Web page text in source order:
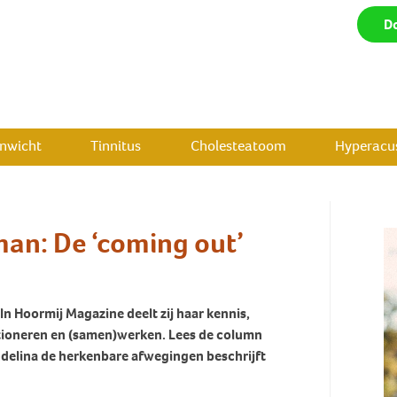
Tinnitus Cholesteatoom
De ‘coming out’
Hoormij Magazine deelt zij haar kennis,
en (samen)werken. Lees de column
de herkenbare afwegingen beschrijft